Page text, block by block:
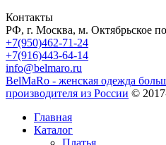
Контакты
РФ, г. Москва, м. Октябрьское
+7(950)462-71-24
+7(916)443-64-14
info@belmaro.ru
BelMaRo - женская одежда
производителя из России ©
Главная
Каталог
Платья